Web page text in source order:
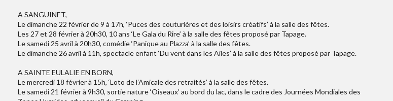
A SANGUINET,
Le dimanche 22 février de 9 à 17h, ‘Puces des couturières et des loisirs créatifs’ à la salle des fêtes.
Les 27 et 28 février à 20h30, 10 ans ‘Le Gala du Rire’ à la salle des fêtes proposé par Tapage.
Le samedi 25 avril à 20h30, comédie ‘Panique au Plazza’ à la salle des fêtes.
Le dimanche 26 avril à 11h, spectacle enfant ‘Du vent dans les Ailes’ à la salle des fêtes proposé par Tapage.
A SAINTE EULALIE EN BORN,
Le mercredi 18 février à 15h, ‘Loto de l’Amicale des retraités’ à la salle des fêtes.
Le samedi 21 février à 9h30, sortie nature ‘Oiseaux’ au bord du lac, dans le cadre des Journées Mondiales des